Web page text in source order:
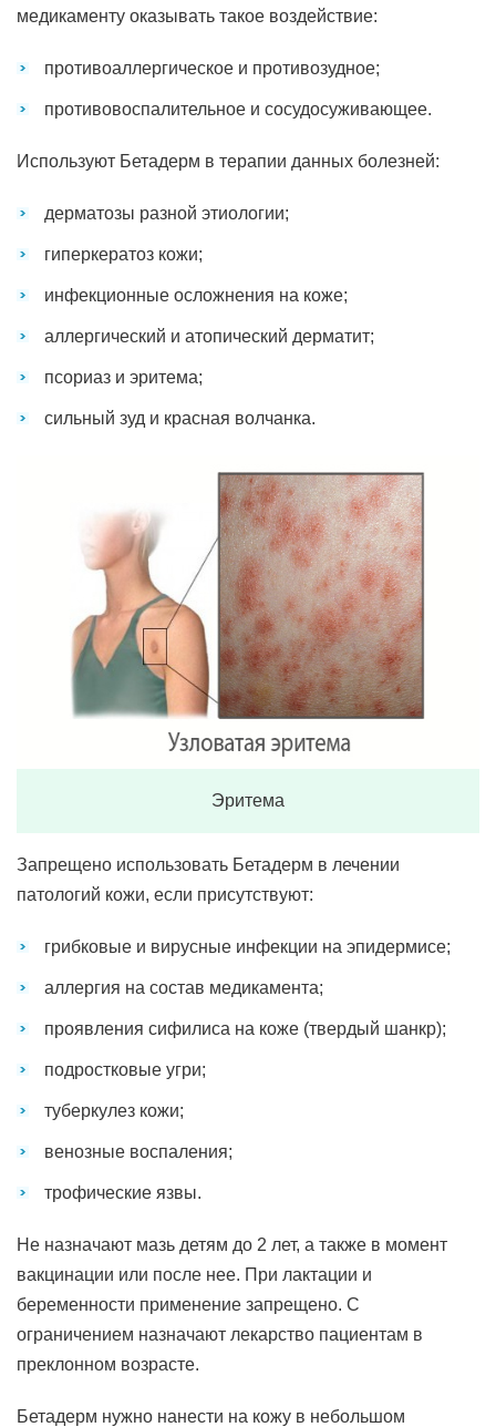
медикаменту оказывать такое воздействие:
противоаллергическое и противозудное;
противовоспалительное и сосудосуживающее.
Используют Бетадерм в терапии данных болезней:
дерматозы разной этиологии;
гиперкератоз кожи;
инфекционные осложнения на коже;
аллергический и атопический дерматит;
псориаз и эритема;
сильный зуд и красная волчанка.
Эритема
Запрещено использовать Бетадерм в лечении
патологий кожи, если присутствуют:
грибковые и вирусные инфекции на эпидермисе;
аллергия на состав медикамента;
проявления сифилиса на коже (твердый шанкр);
подростковые угри;
туберкулез кожи;
венозные воспаления;
трофические язвы.
Не назначают мазь детям до 2 лет, а также в момент
вакцинации или после нее. При лактации и
беременности применение запрещено. С
ограничением назначают лекарство пациентам в
преклонном возрасте.
Бетадерм нужно нанести на кожу в небольшом